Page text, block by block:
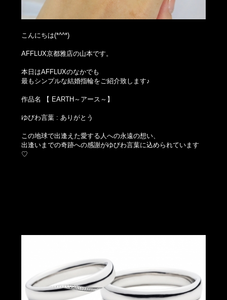
こんにちは(*^^*)
AFFLUX京都雅店の山本です。
本日はAFFLUXのなかでも
最もシンプルな結婚指輪をご紹介致します♪
作品名 【 EARTH～アース～】
ゆびわ言葉 : ありがとう
この地球で出逢えた愛する人への永遠の想い、
出逢いまでの奇跡への感謝がゆびわ言葉に込められています
♡